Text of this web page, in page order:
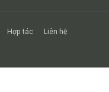
Hợp tác Liên hệ